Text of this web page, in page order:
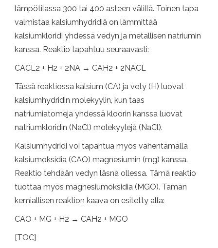
lämpötilassa 300 tai 400 asteen välillä. Toinen tapa
valmistaa kalsiumhydridiä on lämmittää
kalsiumkloridi yhdessä vedyn ja metallisen natriumin
kanssa. Reaktio tapahtuu seuraavasti:
CACL2 + H2 + 2NA → CAH2 + 2NACL
Tässä reaktiossa kalsium (CA) ja vety (H) luovat
kalsiumhydridin molekyylin, kun taas
natriumiatomeja yhdessä kloorin kanssa luovat
natriumkloridin (NaCl) molekyylejä (NaCl).
Kalsiumhydridi voi tapahtua myös vähentämällä
kalsiumoksidia (CAO) magnesiumin (mg) kanssa.
Reaktio tehdään vedyn läsnä ollessa. Tämä reaktio
tuottaa myös magnesiumoksidia (MGO). Tämän
kemiallisen reaktion kaava on esitetty alla:
CAO + MG + H2 → CAH2 + MGO
[TOC]